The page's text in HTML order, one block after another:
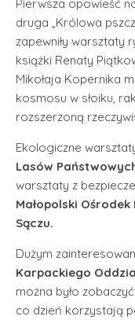
Pierwsza opowieść
druga „Królowa
zapewniły warsztaty
książki Renaty
Mikołaja Kopernika
kosmosu w słoiku,
rozszerzoną
Ekologiczne
Lasów
warsztaty z
Małopolski
Sączu.
Dużym
Karpackiego
można było
co dzień korzystają